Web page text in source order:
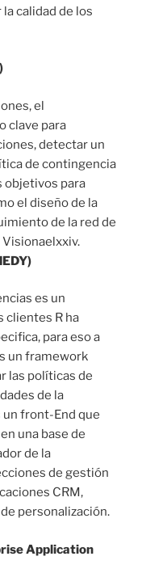
calidad de los
el
clave para
detectar un
de contingencia
objetivos para
el diseño de la
de la red de
es un
clientes R ha
para eso a
un framework
las políticas de
de la
un front-End que
una base de
de la
de gestión
CRM,
personalización.
Application